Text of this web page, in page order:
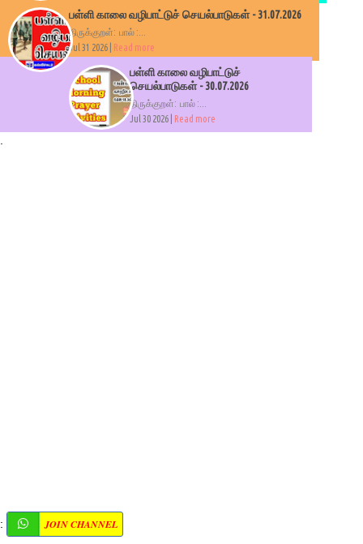
பள்ளி காலை வழிபாட்டுச் செயல்பாடுகள் - 31.07.2026
திருக்குறள்: பால் :...
Jul 31 2026 |
Read more
பள்ளி காலை வழிபாட்டுச்
செயல்பாடுகள் - 30.07.2026
திருக்குறள்: பால் :...
Jul 30 2026 |
Read more
: JOIN CHANNEL